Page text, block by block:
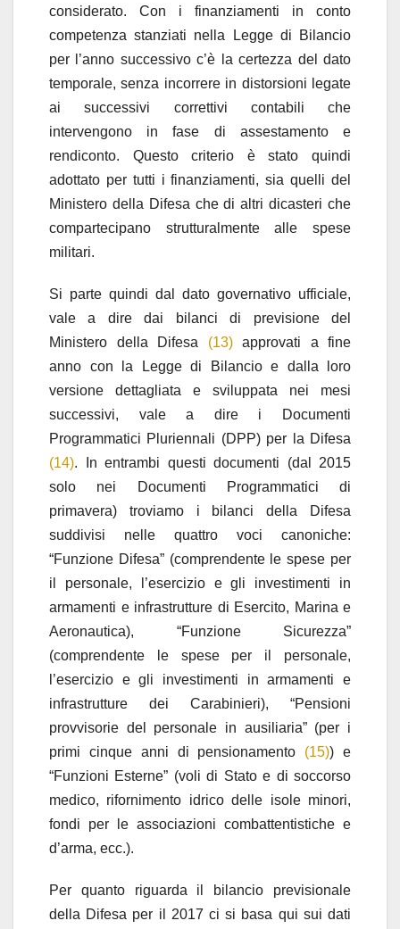
considerato. Con i finanziamenti in conto
competenza stanziati nella Legge di Bilancio
per l’anno successivo c’è la certezza del dato
temporale, senza incorrere in distorsioni legate
ai successivi correttivi contabili che
intervengono in fase di assestamento e
rendiconto. Questo criterio è stato quindi
adottato per tutti i finanziamenti, sia quelli del
Ministero della Difesa che di altri dicasteri che
compartecipano strutturalmente alle spese
militari.
Si parte quindi dal dato governativo ufficiale,
vale a dire dai bilanci di previsione del
Ministero della Difesa (13)approvati a fine
anno con la Legge di Bilancio e dalla loro
versione dettagliata e sviluppata nei mesi
successivi, vale a dire i Documenti
Programmatici Pluriennali (DPP) per la Difesa
(14). In entrambi questi documenti (dal 2015
solo nei Documenti Programmatici di
primavera) troviamo i bilanci della Difesa
suddivisi nelle quattro voci canoniche:
“Funzione Difesa” (comprendente le spese per
il personale, l’esercizio e gli investimenti in
armamenti e infrastrutture di Esercito, Marina e
Aeronautica), “Funzione Sicurezza”
(comprendente le spese per il personale,
l’esercizio e gli investimenti in armamenti e
infrastrutture dei Carabinieri), “Pensioni
provvisorie del personale in ausiliaria” (per i
primi cinque anni di pensionamento (15)) e
“Funzioni Esterne” (voli di Stato e di soccorso
medico, rifornimento idrico delle isole minori,
fondi per le associazioni combattentistiche e
d’arma, ecc.).
Per quanto riguarda il bilancio previsionale
della Difesa per il 2017 ci si basa qui sui dati